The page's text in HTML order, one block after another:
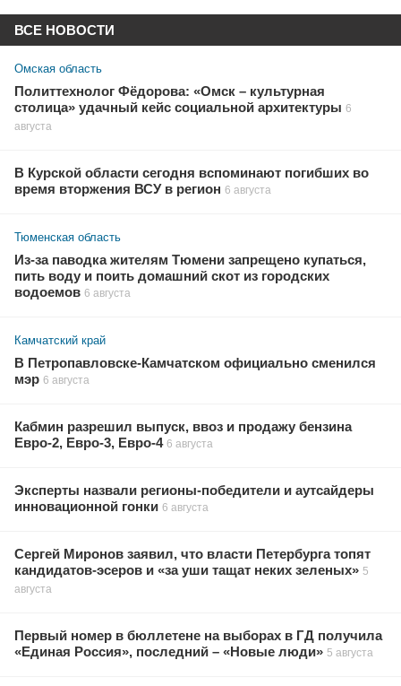
ВСЕ НОВОСТИ
Омская область
Политтехнолог Фёдорова: «Омск – культурная
столица» удачный кейс социальной архитектуры 6
августа
В Курской области сегодня вспоминают погибших во
время вторжения ВСУ в регион 6 августа
Тюменская область
Из-за паводка жителям Тюмени запрещено купаться,
пить воду и поить домашний скот из городских
водоемов 6 августа
Камчатский край
В Петропавловске-Камчатском официально сменился
мэр 6 августа
Кабмин разрешил выпуск, ввоз и продажу бензина
Евро-2, Евро-3, Евро-4 6 августа
Эксперты назвали регионы-победители и аутсайдеры
инновационной гонки 6 августа
Сергей Миронов заявил, что власти Петербурга топят
кандидатов-эсеров и «за уши тащат неких зеленых» 5
августа
Первый номер в бюллетене на выборах в ГД получила
«Единая Россия», последний – «Новые люди» 5 августа